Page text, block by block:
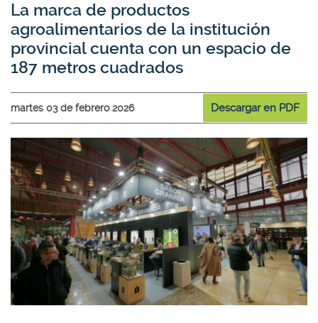
La marca de productos
agroalimentarios de la institución
provincial cuenta con un espacio de
187 metros cuadrados
martes 03 de febrero 2026 Descargar en PDF